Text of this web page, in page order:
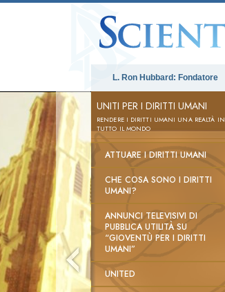
L. Ron Hubbard: Fondatore
UNITI PER I DIRITTI UMANI
RENDERE I DIRITTI UMANI UNA REALTÀ IN
TUTTO IL MONDO
ATTUARE I DIRITTI UMANI
CHE COSA SONO I DIRITTI
UMANI?
ANNUNCI TELEVISIVI DI
PUBBLICA UTILITÀ SU
“GIOVENTÙ PER I DIRITTI
UMANI”
UNITED